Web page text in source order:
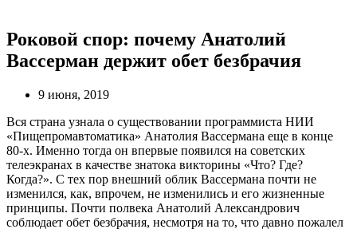
Роковой спор: почему Анатолий
Вассерман держит обет безбрачия
9 июня, 2019
Вся страна узнала о существовании программиста НИИ
«Пищепромавтоматика» Анатолия Вассермана еще в конце
80-х. Именно тогда он впервые появился на советских
телеэкранах в качестве знатока викторины «Что? Где?
Когда?». С тех пор внешний облик Вассермана почти не
изменился, как, впрочем, не изменились и его жизненные
принципы. Почти полвека Анатолий Александрович
соблюдает обет безбрачия, несмотря на то, что давно пожалел